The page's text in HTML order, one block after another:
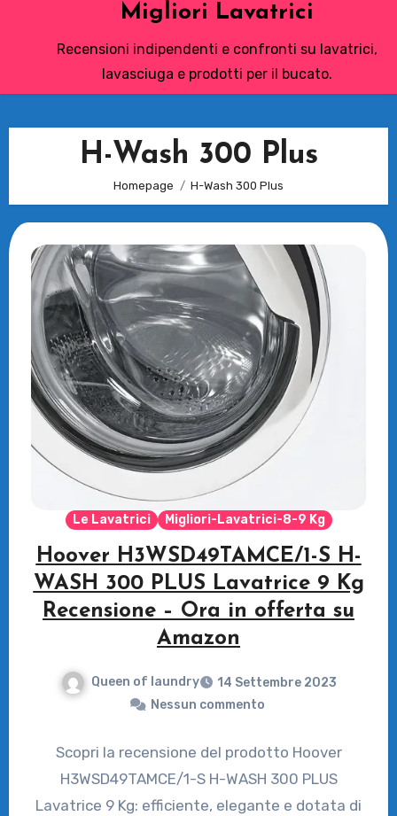
Migliori Lavatrici
Recensioni indipendenti e confronti su lavatrici,
lavasciuga e prodotti per il bucato.
H-Wash 300 Plus
Homepage H-Wash 300 Plus
Le Lavatrici Migliori-Lavatrici-8-9 Kg
Hoover H3WSD49TAMCE/1-S H-
WASH 300 PLUS Lavatrice 9 Kg
Recensione – Ora in offerta su
Amazon
Queen of laundry
14 Settembre 2023
Nessun commento
Scopri la recensione del prodotto Hoover
H3WSD49TAMCE/1-S H-WASH 300 PLUS
Lavatrice 9 Kg: efficiente, elegante e dotata di